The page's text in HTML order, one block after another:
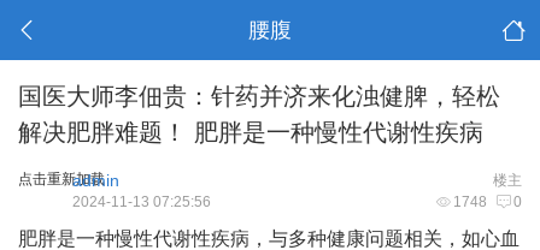
腰腹
国医大师李佃贵：针药并济来化浊健脾，轻松
解决肥胖难题！ 肥胖是一种慢性代谢性疾病
点击重新加载 楼主
admin
1748 0
2024-11-13 07:25:56
肥胖是一种慢性代谢性疾病，与多种健康问题相关，如心血